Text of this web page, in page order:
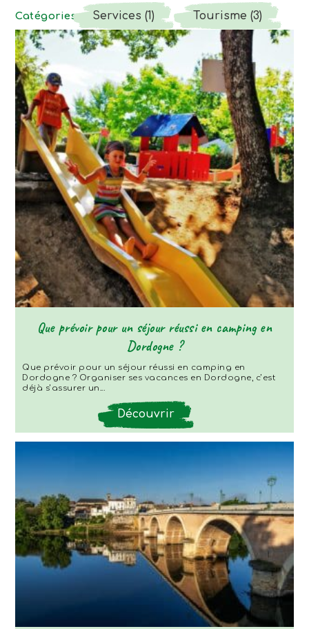
Catégories : Services (1) Tourisme (3)
Que prévoir pour un séjour réussi en camping en
Dordogne ?
Que prévoir pour un séjour réussi en camping en
Dordogne ? Organiser ses vacances en Dordogne, c’est
déjà s’assurer un...
Découvrir